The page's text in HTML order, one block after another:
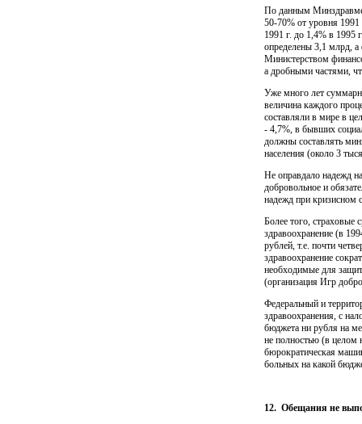
По данным
50-70% от уровня 1991
1991 г. до 1,4% в
определены 3,1 млрд, а
Министерством
а дробными частями,
Уже много лет
величина каждого
составляли в мире в
- 4,7%, в бывших
должны составлять
населе­ния (около 3
Не оправдало надежд
добровольное и
надежд при кризисном
Более того, страховые
здравоохранение (в
рублей, т.е. почти
здравоохранение
необходимые для
(органи­зация Игр
Федеральный и
здравоохранения, с
бюджета ни рубля на
не полностью (в целом
бюрократическая
боль­ных на какой
12. Обещания не